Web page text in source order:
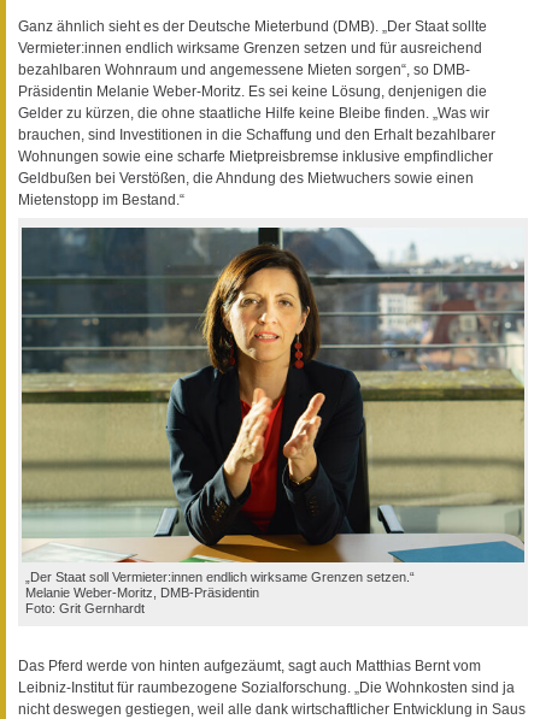
Ganz ähnlich sieht es der Deutsche Mieterbund (DMB). „Der Staat sollte
Vermieter:innen endlich wirksame Grenzen setzen und für ausreichend
bezahlbaren Wohnraum und angemessene Mieten sorgen“, so DMB-
Präsidentin Melanie Weber-Moritz. Es sei keine Lösung, denjenigen die
Gelder zu kürzen, die ohne staatliche Hilfe keine Bleibe finden. „Was wir
brauchen, sind Investitionen in die Schaffung und den Erhalt bezahlbarer
Wohnungen sowie eine scharfe Mietpreisbremse inklusive empfindlicher
Geldbußen bei Verstößen, die Ahndung des Mietwuchers sowie einen
Mietenstopp im Bestand.“
„Der Staat soll Vermieter:innen endlich wirksame Grenzen setzen.“
Melanie Weber-Moritz, DMB-Präsidentin
Foto: Grit Gernhardt
Das Pferd werde von hinten aufgezäumt, sagt auch Matthias Bernt vom
Leibniz-Institut für raumbezogene Sozialforschung. „Die Wohnkosten sind ja
nicht deswegen gestiegen, weil alle dank wirtschaftlicher Entwicklung in Saus